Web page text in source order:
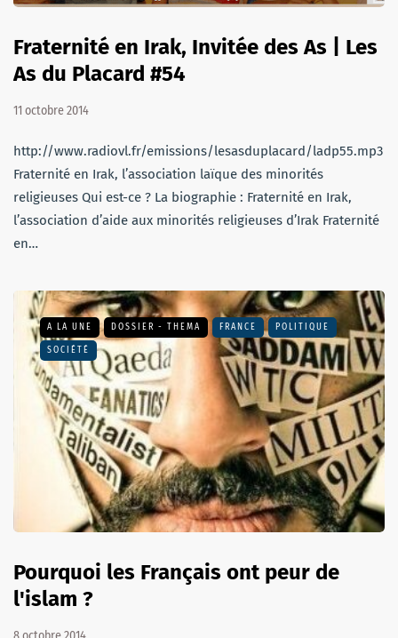
Fraternité en Irak, Invitée des As | Les
As du Placard #54
11 octobre 2014
http://www.radiovl.fr/emissions/lesasduplacard/ladp55.mp3
Fraternité en Irak, l’association laïque des minorités
religieuses Qui est-ce ? La biographie : Fraternité en Irak,
l’association d’aide aux minorités religieuses d’Irak Fraternité
en…
A LA UNE DOSSIER - THEMA FRANCE POLITIQUE
SOCIÉTÉ
Pourquoi les Français ont peur de
l'islam ?